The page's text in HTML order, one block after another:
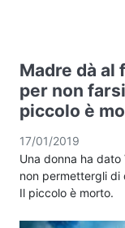
Madre dà al
per non
piccolo è
17/01/2019
Una donna ha
non permettergli di
Il piccolo è morto.